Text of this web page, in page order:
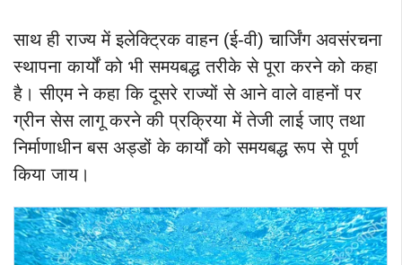
साथ ही राज्य में इलेक्ट्रिक वाहन (ई-वी) चार्जिंग अवसंरचना
स्थापना कार्यों को भी समयबद्ध तरीके से पूरा करने को कहा
है। सीएम ने कहा कि दूसरे राज्यों से आने वाले वाहनों पर
ग्रीन सेस लागू करने की प्रक्रिया में तेजी लाई जाए तथा
निर्माणाधीन बस अड्डों के कार्यों को समयबद्ध रूप से पूर्ण
किया जाय।